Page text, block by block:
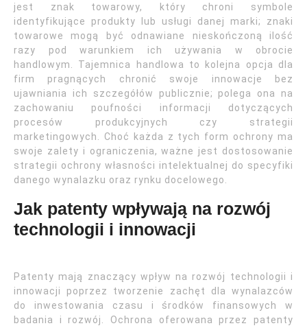
jest znak towarowy, który chroni symbole
identyfikujące produkty lub usługi danej marki; znaki
towarowe mogą być odnawiane nieskończoną ilość
razy pod warunkiem ich używania w obrocie
handlowym. Tajemnica handlowa to kolejna opcja dla
firm pragnących chronić swoje innowacje bez
ujawniania ich szczegółów publicznie; polega ona na
zachowaniu poufności informacji dotyczących
procesów produkcyjnych czy strategii
marketingowych. Choć każda z tych form ochrony ma
swoje zalety i ograniczenia, ważne jest dostosowanie
strategii ochrony własności intelektualnej do specyfiki
danego wynalazku oraz rynku docelowego.
Jak patenty wpływają na rozwój
technologii i innowacji
Patenty mają znaczący wpływ na rozwój technologii i
innowacji poprzez tworzenie zachęt dla wynalazców
do inwestowania czasu i środków finansowych w
badania i rozwój. Ochrona oferowana przez patenty